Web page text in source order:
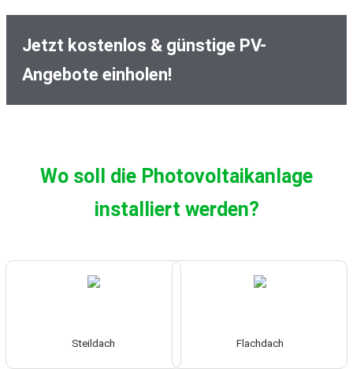
Jetzt kostenlos & günstige PV-
Angebote einholen!
Wo soll die Photovoltaikanlage
installiert werden?
Steildach Flachdach